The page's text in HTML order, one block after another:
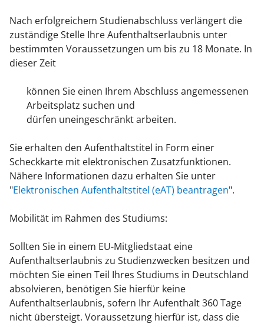
Nach erfolgreichem Studienabschluss verlängert die
zuständige Stelle Ihre Aufenthaltserlaubnis unter
bestimmten Voraussetzungen um bis zu 18 Monate. In
dieser Zeit
können Sie einen Ihrem Abschluss angemessenen
Arbeitsplatz suchen und
dürfen uneingeschränkt arbeiten.
Sie erhalten den Aufenthaltstitel in Form einer
Scheckkarte mit elektronischen Zusatzfunktionen.
Nähere Informationen dazu erhalten Sie unter
"Elektronischen Aufenthaltstitel (eAT) beantragen".
Mobilität im Rahmen des Studiums:
Sollten Sie in einem EU-Mitgliedstaat eine
Aufenthaltserlaubnis zu Studienzwecken besitzen und
möchten Sie einen Teil Ihres Studiums in Deutschland
absolvieren, benötigen Sie hierfür keine
Aufenthaltserlaubnis, sofern Ihr Aufenthalt 360 Tage
nicht übersteigt. Voraussetzung hierfür ist, dass die